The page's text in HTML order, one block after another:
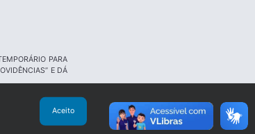
PARA
E DÁ
Aceito